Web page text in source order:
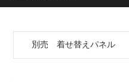
別売 着せ替えパネル